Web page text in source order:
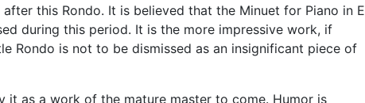
this Rondo. It is believed that the Minuet for Piano in E
during this period. It is the more impressive work, if
Rondo is not to be dismissed as an insignificant piece of
it as a work of the mature master to come. Humor is